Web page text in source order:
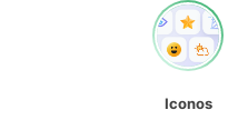
Iconos